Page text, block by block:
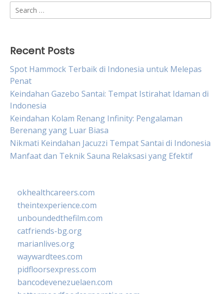
Search
for:
Recent Posts
Spot Hammock Terbaik di Indonesia untuk Melepas
Penat
Keindahan Gazebo Santai: Tempat Istirahat Idaman di
Indonesia
Keindahan Kolam Renang Infinity: Pengalaman
Berenang yang Luar Biasa
Nikmati Keindahan Jacuzzi Tempat Santai di Indonesia
Manfaat dan Teknik Sauna Relaksasi yang Efektif
okhealthcareers.com
theintexperience.com
unboundedthefilm.com
catfriends-bg.org
marianlives.org
waywardtees.com
pidfloorsexpress.com
bancodevenezuelaen.com